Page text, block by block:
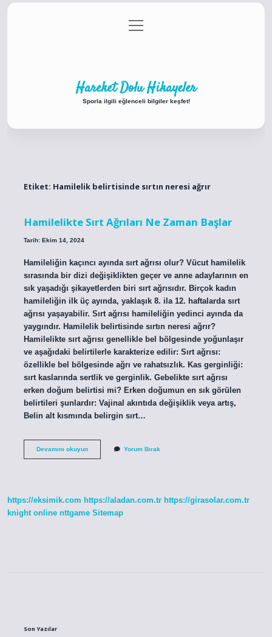
Gizlilik Politikası
menüyü
aç
Hareket Dolu Hikayeler
Sporla ilgili eğlenceli bilgiler keşfet!
Etiket: Hamilelik belirtisinde sırtın neresi ağrır
Hamilelikte Sırt Ağrıları Ne Zaman Başlar
Tarih: Ekim 14, 2024
Hamileliğin kaçıncı ayında sırt ağrısı olur? Vücut hamilelik
sırasında bir dizi değişiklikten geçer ve anne adaylarının en
sık yaşadığı şikayetlerden biri sırt ağrısıdır. Birçok kadın
hamileliğin ilk üç ayında, yaklaşık 8. ila 12. haftalarda sırt
ağrısı yaşayabilir. Sırt ağrısı hamileliğin yedinci ayında da
yaygındır. Hamilelik belirtisinde sırtın neresi ağrır?
Hamilelikte sırt ağrısı genellikle bel bölgesinde yoğunlaşır
ve aşağıdaki belirtilerle karakterize edilir: Sırt ağrısı:
özellikle bel bölgesinde ağrı ve rahatsızlık. Kas gerginliği:
sırt kaslarında sertlik ve gerginlik. Gebelikte sırt ağrısı
erken doğum belirtisi mi? Erken doğumun en sık görülen
belirtileri şunlardır: Vajinal akıntıda değişiklik veya artış,
Belin alt kısmında belirgin sırt…
Devamını okuyunHamilelikte Yorum Bırak
https://eksimik.com https://aladan.com.tr https://girasolar.com.tr
knight online nttgame Sitemap
Son Yazılar